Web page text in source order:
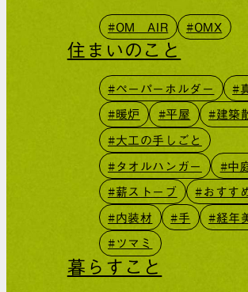
#OM AIR #OMX
住まいのこと
#ペーパーホルダー #
#暖炉 #平屋 #建築
#大工の手しごと
#タオルハンガー #中
#薪ストーブ #おすす
#内装材 #手 #経年
#ツマミ
暮らすこと